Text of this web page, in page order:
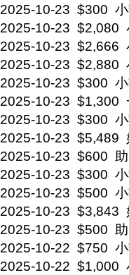
2025-10-23 $300
2025-10-23 $2,080
2025-10-23 $2,666
2025-10-23 $2,880
2025-10-23 $300
2025-10-23 $1,300
2025-10-23 $300
2025-10-23 $5,489
2025-10-23 $600
2025-10-23 $300
2025-10-23 $500
2025-10-23 $3,843
2025-10-23 $500
2025-10-22 $750
2025-10-22 $1,000